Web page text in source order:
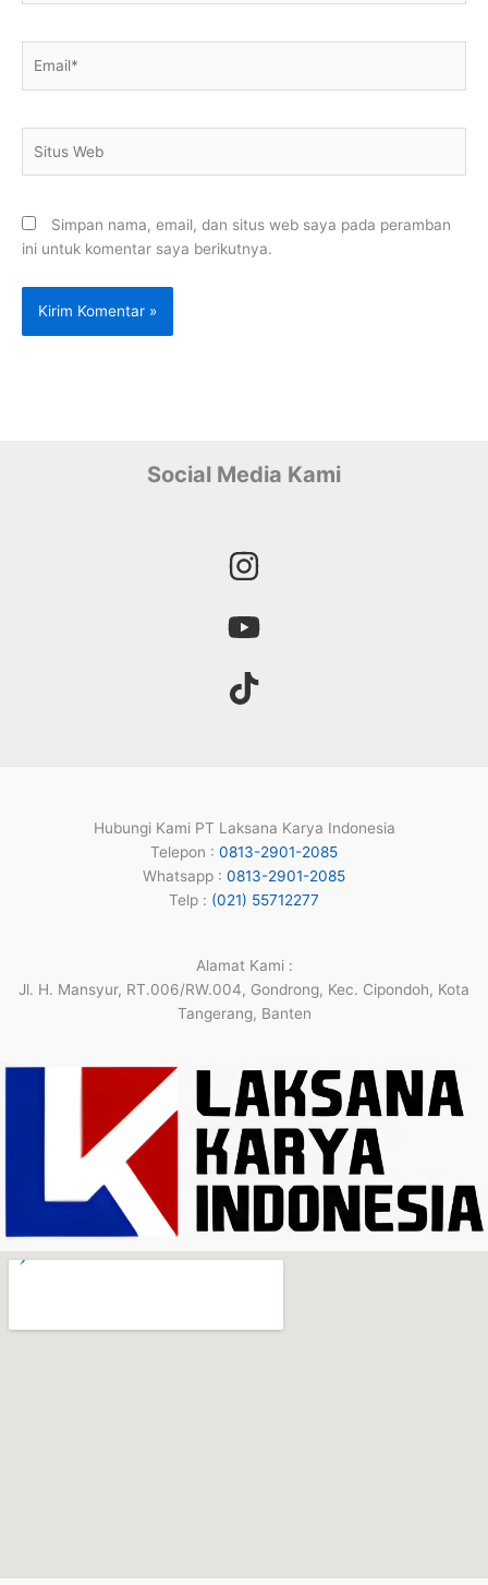
Web
Simpan nama, email, dan situs web saya pada peramban
ini untuk komentar saya berikutnya.
Social Media Kami
Hubungi Kami PT Laksana Karya Indonesia
Telepon : 0813-2901-2085
Whatsapp : 0813-2901-2085
Telp : (021) 55712277
Alamat Kami :
Jl. H. Mansyur, RT.006/RW.004, Gondrong, Kec. Cipondoh, Kota
Tangerang, Banten